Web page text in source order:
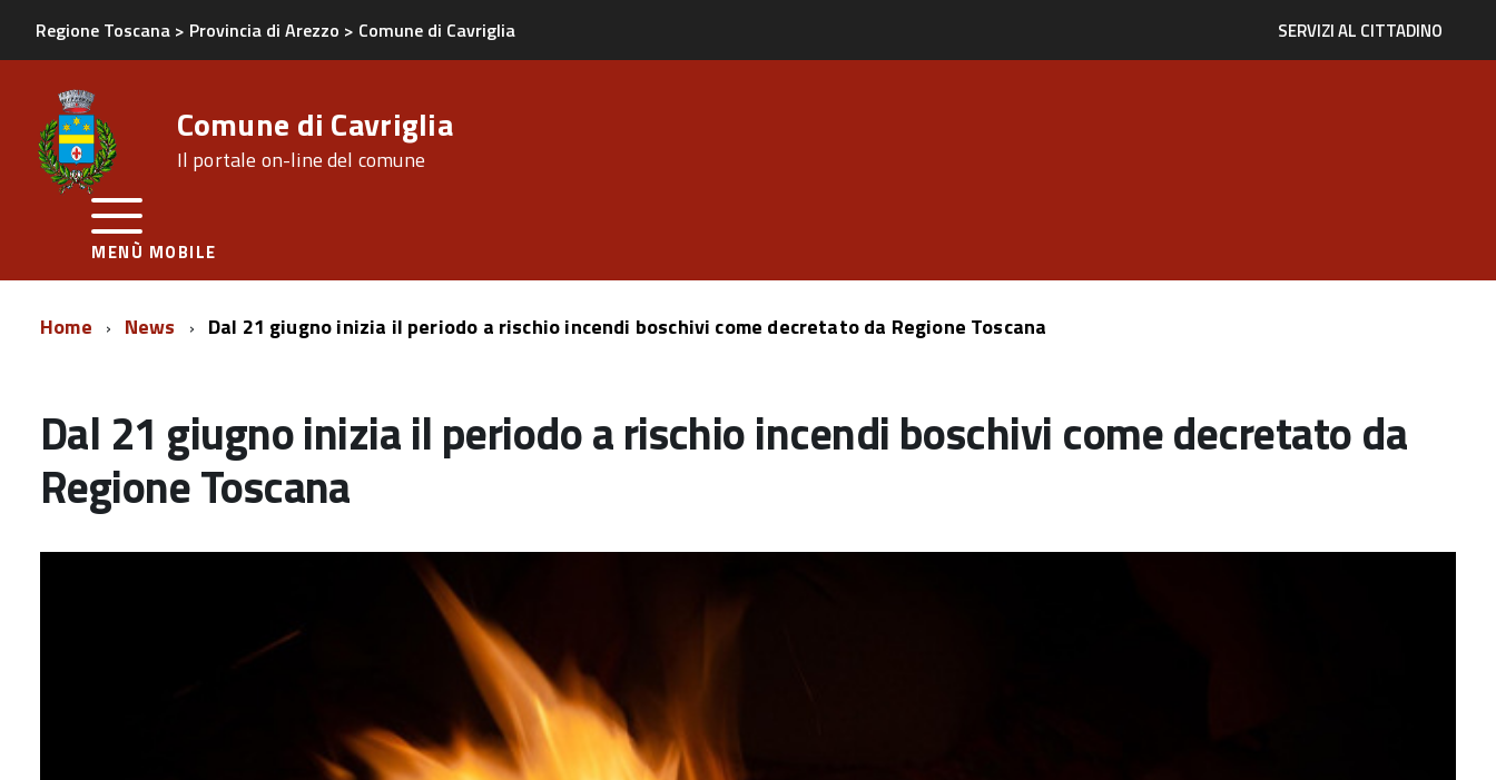
SERVIZI AL CITTADINO
Regione Toscana > Provincia di Arezzo > Comune di Cavriglia
Comune di Cavriglia
Il portale on-line del comune
MENÙ MOBILE
Home News Dal 21 giugno inizia il periodo a rischio incendi boschivi come decretato da Regione Toscana
Dal 21 giugno inizia il periodo a rischio incendi boschivi come decretato da
Regione Toscana